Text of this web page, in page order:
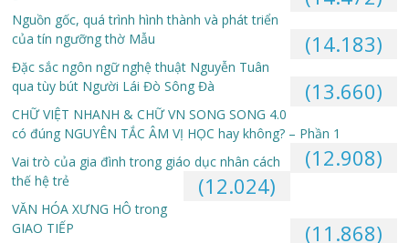
Nguồn gốc, quá trình hình thành và phát triển
của tín ngưỡng thờ Mẫu
(14.183)
Đặc sắc ngôn ngữ nghệ thuật Nguyễn Tuân
qua tùy bút Người Lái Đò Sông Đà
(13.660)
CHỮ VIỆT NHANH & CHỮ VN SONG SONG 4.0
có đúng NGUYÊN TẮC ÂM VỊ HỌC hay không? – Phần 1
(12.908)
Vai trò của gia đình trong giáo dục nhân cách
thế hệ trẻ
(12.024)
VĂN HÓA XƯNG HÔ trong
GIAO TIẾP
(11.868)